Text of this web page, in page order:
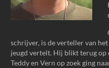
schrijver, is de verteller van
jeugd vertelt. Hij blikt terug op
Teddy en Vern op zoek ging